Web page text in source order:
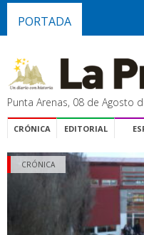
PORTADA
Punta Arenas, 08 de Agosto
CRÓNICA EDITORIAL
CRÓNICA